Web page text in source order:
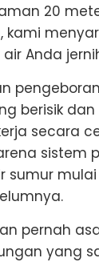
20
kami
Anda
berisik
secara
sistem
sumur
pernah
yang